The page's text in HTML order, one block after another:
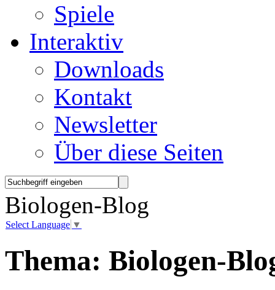
Spiele
Interaktiv
Downloads
Kontakt
Newsletter
Über diese Seiten
Biologen-Blog
Select Language ▼
Thema: Biologen-